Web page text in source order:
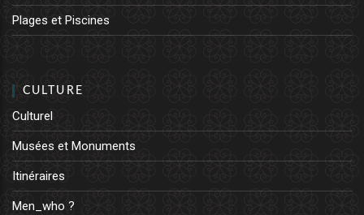
Plages et Piscines
CULTURE
Culturel
Musées et Monuments
Itinéraires
Men_who ?